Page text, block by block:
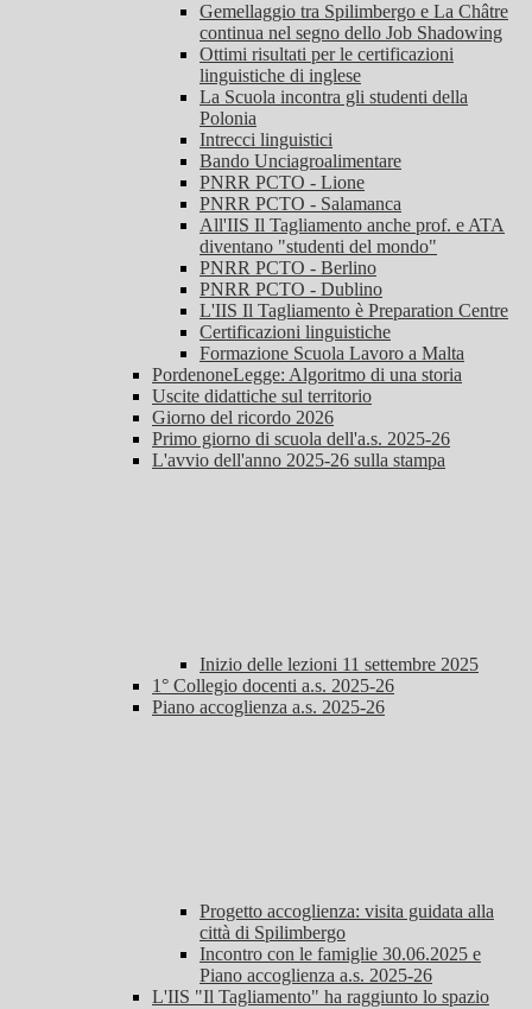
Gemellaggio tra Spilimbergo e La Châtre
continua nel segno dello Job Shadowing
Ottimi risultati per le certificazioni
linguistiche di inglese
La Scuola incontra gli studenti della
Polonia
Intrecci linguistici
Bando Unciagroalimentare
PNRR PCTO - Lione
PNRR PCTO - Salamanca
All'IIS Il Tagliamento anche prof. e ATA
diventano "studenti del mondo"
PNRR PCTO - Berlino
PNRR PCTO - Dublino
L'IIS Il Tagliamento è Preparation Centre
Certificazioni linguistiche
Formazione Scuola Lavoro a Malta
PordenoneLegge: Algoritmo di una storia
Uscite didattiche sul territorio
Giorno del ricordo 2026
Primo giorno di scuola dell'a.s. 2025-26
L'avvio dell'anno 2025-26 sulla stampa
Inizio delle lezioni 11 settembre 2025
1° Collegio docenti a.s. 2025-26
Piano accoglienza a.s. 2025-26
Progetto accoglienza: visita guidata alla
città di Spilimbergo
Incontro con le famiglie 30.06.2025 e
Piano accoglienza a.s. 2025-26
L'IIS "Il Tagliamento" ha raggiunto lo spazio